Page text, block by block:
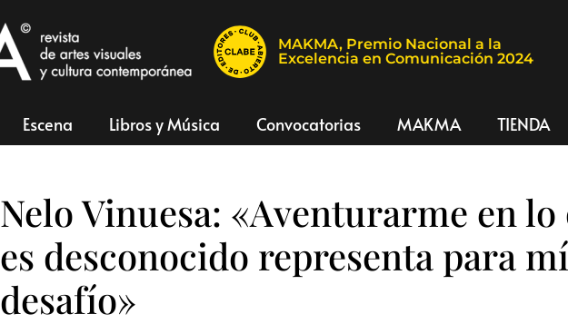
MAKMA, Premio Nacional a la
Excelencia en Comunicación 2024
Escena Libros y Música Convocatorias MAKMA TIENDA
Nelo Vinuesa: «Aventurarme en lo
es desconocido representa para
desafío»